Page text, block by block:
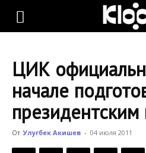
KLOOP.KG
Новости
ЦИК
начале
От Улугбек Акишев - 04 июля 2011